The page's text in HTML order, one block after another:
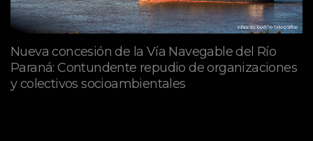
Nueva concesión de la Vía Navegable del Río
Paraná: Contundente repudio de organizaciones
y colectivos socioambientales